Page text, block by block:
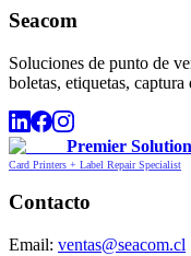
Seacom
Soluciones de punto de
boletas, etiquetas, captura
Premier
Card Printers + Label Repair Specialist
Contacto
Email: ventas@seacom.cl